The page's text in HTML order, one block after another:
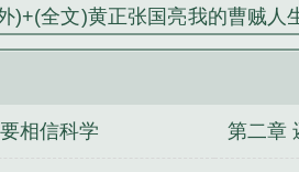
)+(全文)黄正张国亮我的曹贼人
小说阅读 催眠之眼 大宋文豪
主角黄
表 李正安刘建国后续 李正安
相信科学 第二章